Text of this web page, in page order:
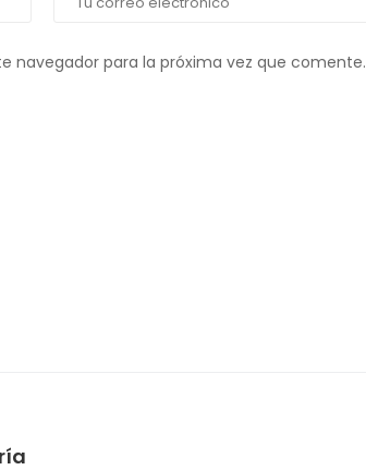
navegador para la próxima vez que comente.